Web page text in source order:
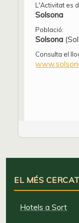
L'Activitat es
Solsona
Població:
Solsona
Consulta el
EL MÉS CERCAT
Hotels a Sort